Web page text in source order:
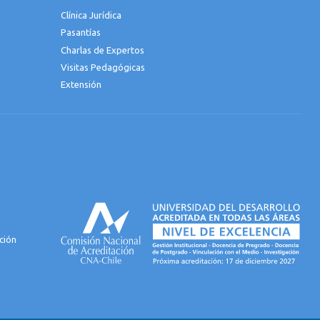
Clínica Jurídica
Pasantías
Charlas de Expertos
Visitas Pedagógicas
Extensión